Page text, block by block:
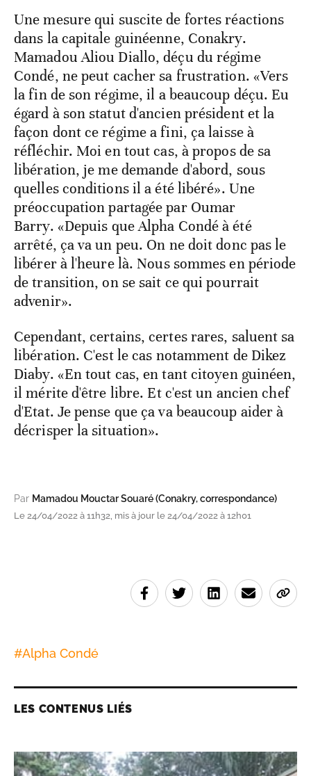
Une mesure qui suscite de fortes réactions
dans la capitale guinéenne, Conakry.
Mamadou Aliou Diallo, déçu du régime
Condé, ne peut cacher sa frustration. «Vers
la fin de son régime, il a beaucoup déçu. Eu
égard à son statut d'ancien président et la
façon dont ce régime a fini, ça laisse à
réfléchir. Moi en tout cas, à propos de sa
libération, je me demande d'abord, sous
quelles conditions il a été libéré». Une
préoccupation partagée par Oumar
Barry. «Depuis que Alpha Condé à été
arrêté, ça va un peu. On ne doit donc pas le
libérer à l'heure là. Nous sommes en période
de transition, on se sait ce qui pourrait
advenir».
Cependant, certains, certes rares, saluent sa
libération. C'est le cas notamment de Dikez
Diaby. «En tout cas, en tant citoyen guinéen,
il mérite d'être libre. Et c'est un ancien chef
d'Etat. Je pense que ça va beaucoup aider à
décrisper la situation».
Par Mamadou Mouctar Souaré (Conakry, correspondance)
Le 24/04/2022 à 11h32, mis à jour le 24/04/2022 à 12h01
#Alpha Condé
LES CONTENUS LIÉS